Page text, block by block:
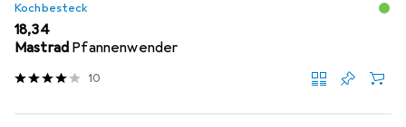
Kochbesteck
EUR
18,34
Mastrad Pfannenwender
10